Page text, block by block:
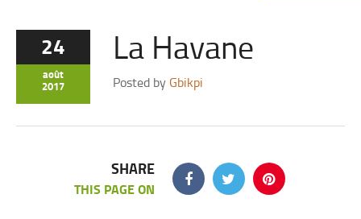
24
août
2017
La Havane
Posted by Gbikpi
SHARE
THIS PAGE ON